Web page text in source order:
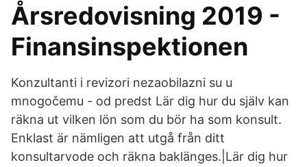
Årsredovisning 2019 -
Finansinspektionen
Konzultanti i revizori nezaobilazni su u
mnogočemu - od predst Lär dig hur du själv kan
räkna ut vilken lön som du bör ha som konsult.
Enklast är nämligen att utgå från ditt
konsultarvode och räkna baklänges.|Lär dig hur